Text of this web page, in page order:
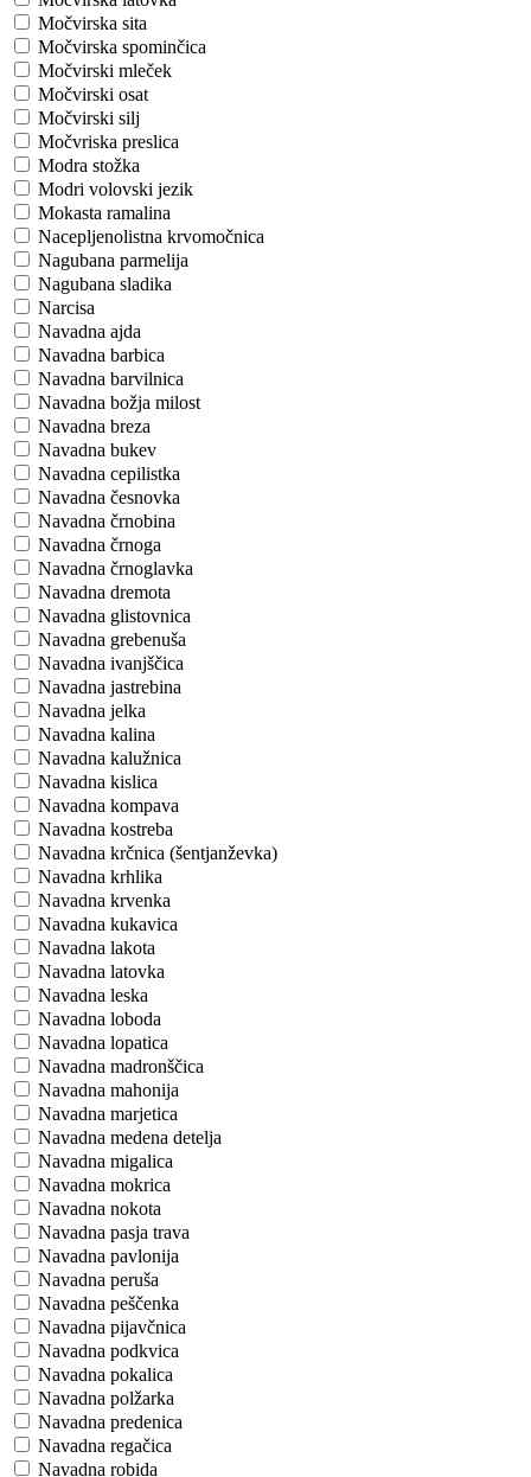
Močvirska sita
Močvirska spominčica
Močvirski mleček
Močvirski osat
Močvirski silj
Močvriska preslica
Modra stožka
Modri volovski jezik
Mokasta ramalina
Nacepljenolistna krvomočnica
Nagubana parmelija
Nagubana sladika
Narcisa
Navadna ajda
Navadna barbica
Navadna barvilnica
Navadna božja milost
Navadna breza
Navadna bukev
Navadna cepilistka
Navadna česnovka
Navadna črnobina
Navadna črnoga
Navadna črnoglavka
Navadna dremota
Navadna glistovnica
Navadna grebenuša
Navadna ivanjščica
Navadna jastrebina
Navadna jelka
Navadna kalina
Navadna kalužnica
Navadna kislica
Navadna kompava
Navadna kostreba
Navadna krčnica (šentjanževka)
Navadna krhlika
Navadna krvenka
Navadna kukavica
Navadna lakota
Navadna latovka
Navadna leska
Navadna loboda
Navadna lopatica
Navadna madronščica
Navadna mahonija
Navadna marjetica
Navadna medena detelja
Navadna migalica
Navadna mokrica
Navadna nokota
Navadna pasja trava
Navadna pavlonija
Navadna peruša
Navadna peščenka
Navadna pijavčnica
Navadna podkvica
Navadna pokalica
Navadna polžarka
Navadna predenica
Navadna regačica
Navadna robida